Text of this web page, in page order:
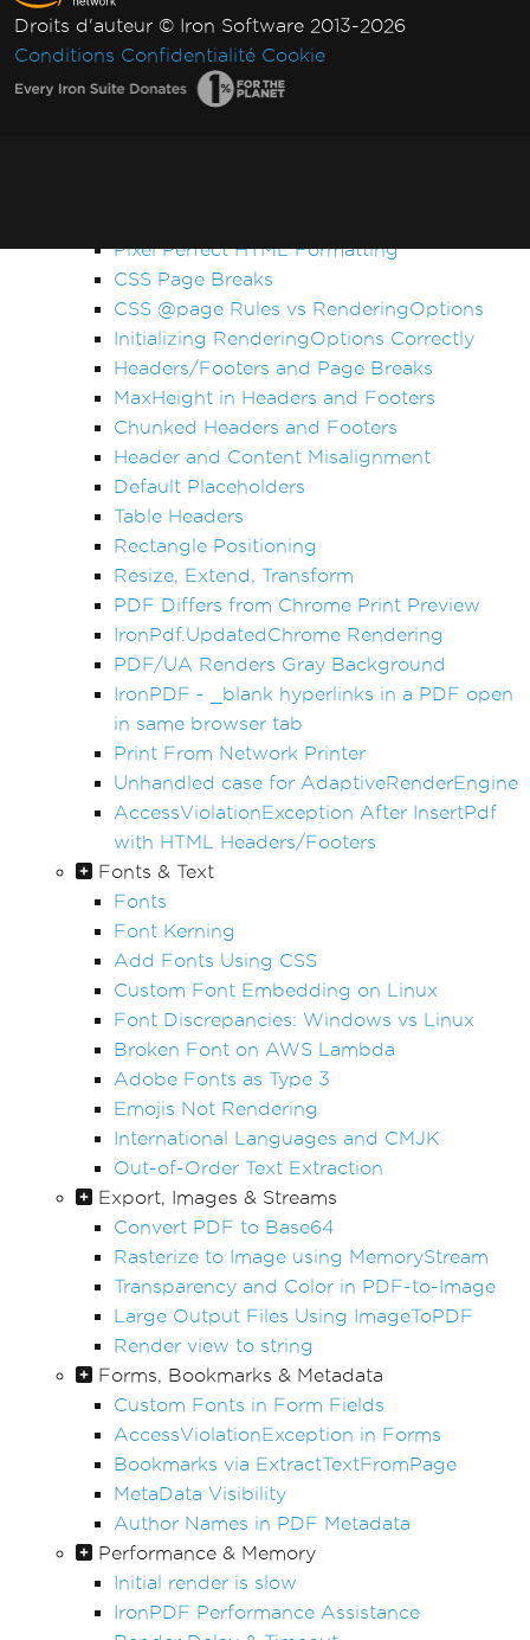
Caractères non-ASCII dans le chemin de
Initialisation Vulkan/ANGLE dans Docker
AccessViolationException après InsertPdf
Pixel Perfect HTML Formatting
CSS Page Breaks
CSS @page Rules vs RenderingOptions
Initializing RenderingOptions Correctly
Headers/Footers and Page Breaks
MaxHeight in Headers and Footers
Chunked Headers and Footers
Header and Content Misalignment
Default Placeholders
Table Headers
Rectangle Positioning
Resize, Extend, Transform
PDF Differs from Chrome Print Preview
IronPdf.UpdatedChrome Rendering
PDF/UA Renders Gray Background
IronPDF - _blank hyperlinks in a PDF open
in same browser tab
Print From Network Printer
Unhandled case for AdaptiveRenderEngine
AccessViolationException After InsertPdf
with HTML Headers/Footers
Fonts & Text
Fonts
Font Kerning
Add Fonts Using CSS
Custom Font Embedding on Linux
Font Discrepancies: Windows vs Linux
Broken Font on AWS Lambda
Adobe Fonts as Type 3
Emojis Not Rendering
International Languages and CMJK
Out-of-Order Text Extraction
Export, Images & Streams
Convert PDF to Base64
Rasterize to Image using MemoryStream
Transparency and Color in PDF-to-Image
Large Output Files Using ImageToPDF
Render view to string
Forms, Bookmarks & Metadata
Custom Fonts in Form Fields
AccessViolationException in Forms
Bookmarks via ExtractTextFromPage
MetaData Visibility
Author Names in PDF Metadata
Performance & Memory
Initial render is slow
IronPDF Performance Assistance
Droits d'auteur © Iron Software 2013-2026
Conditions Confidentialité Cookie